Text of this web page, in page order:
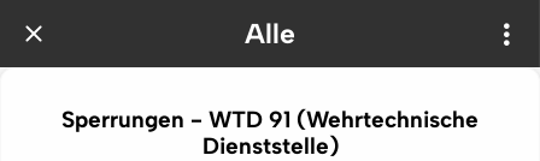
Alle
Sperrungen - WTD 91 (Wehrtechnische
Dienststelle)